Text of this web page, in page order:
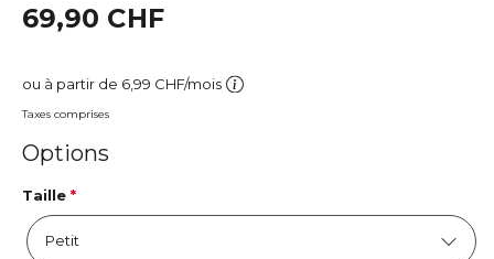
69,90 CHF
ou à partir de 6,99 CHF/mois
Taxes comprises
Options
Taille *